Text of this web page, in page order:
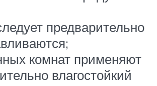
предварительно
комнат применяют
влагостойкий